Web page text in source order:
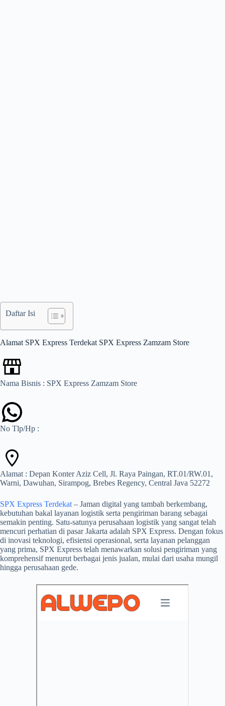
Daftar Isi
Alamat SPX Express Terdekat SPX Express Zamzam Store
Nama Bisnis : SPX Express Zamzam Store
No Tlp/Hp :
Alamat : Depan Konter Aziz Cell, Jl. Raya Paingan, RT.01/RW.01,
Warni, Dawuhan, Sirampog, Brebes Regency, Central Java 52272
SPX Express Terdekat – Jaman digital yang tambah berkembang,
kebutuhan bakal layanan logistik serta pengiriman barang sebagai
semakin penting. Satu-satunya perusahaan logistik yang sangat telah
mencuri perhatian di pasar Jakarta adalah SPX Express. Dengan fokus
di inovasi teknologi, efisiensi operasional, serta layanan pelanggan
yang prima, SPX Express telah menawarkan solusi pengiriman yang
komprehensif menurut berbagai jenis jualan, mulai dari usaha mungil
hingga perusahaan gede.